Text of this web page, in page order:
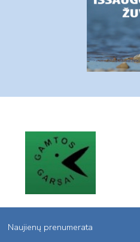
Naujienų prenumerata